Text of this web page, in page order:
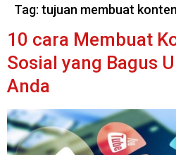
Tag: tujuan membuat
10 cara Membuat
Sosial yang Bagus
Anda